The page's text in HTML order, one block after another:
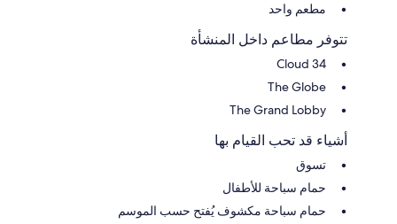
مطعم واحد
تتوفر مطاعم داخل المنشأة
Cloud 34
The Globe
The Grand Lobby
أشياء قد تحب القيام بها
تسوق
حمام سباحة للأطفال
حمام سباحة مكشوف يُفتح حسب الموسم